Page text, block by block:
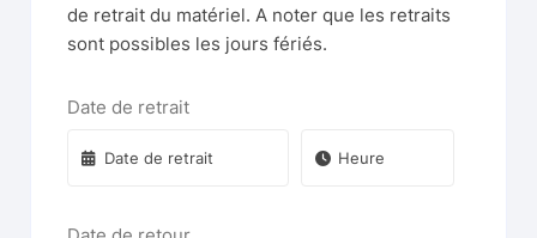
de retrait du matériel. A noter que les retraits
sont possibles les jours fériés.
Date de retrait